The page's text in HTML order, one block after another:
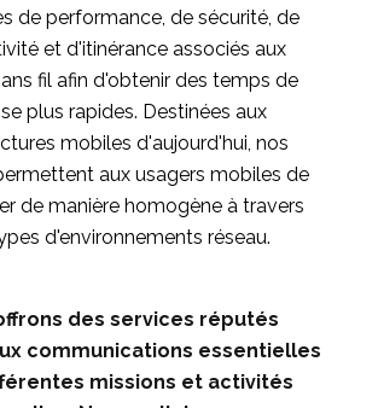
de performance, de sécurité, de
et d'itinérance associés aux
fil afin d'obtenir des temps de
plus rapides. Destinées aux
mobiles d'aujourd'hui, nos
aux usagers mobiles de
de manière homogène à travers
d'environnements réseau.
des services réputés
communications essentielles
missions et activités